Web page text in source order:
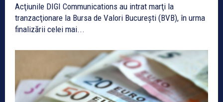
Acţiunile DIGI Communications au intrat marţi la
tranzacţionare la Bursa de Valori Bucureşti (BVB), în urma
finalizării celei mai...